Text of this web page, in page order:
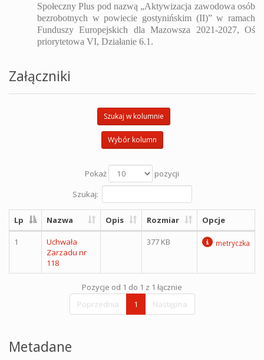
Społeczny Plus pod nazwą „Aktywizacja zawodowa osób
bezrobotnych w powiecie gostynińskim (II)” w ramach
Funduszy Europejskich dla Mazowsza 2021-2027, Oś
priorytetowa VI, Działanie 6.1.
Załączniki
Szukaj w kolumnie
Wybór kolumn
Pokaż
pozycji
Szukaj:
Lp Nazwa Opis Rozmiar Opcje
1
Uchwała
Zarzadu nr
118
377 KB metryczka
Pozycje od 1 do 1 z 1 łącznie
Poprzednia
1 Następna
Metadane